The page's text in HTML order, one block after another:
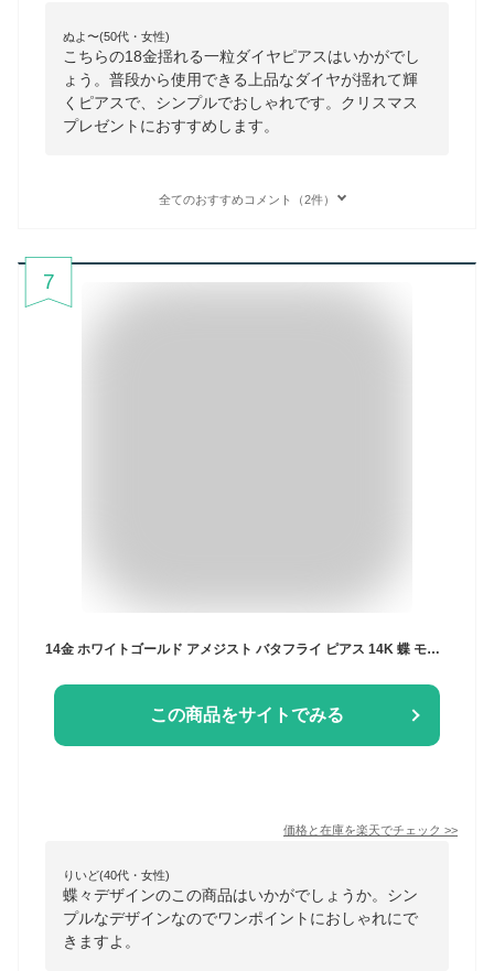
ぬよ〜(50代・女性)
こちらの18金揺れる一粒ダイヤピアスはいかがでし
ょう。普段から使用できる上品なダイヤが揺れて輝
くピアスで、シンプルでおしゃれです。クリスマス
プレゼントにおすすめします。
全てのおすすめコメント（2件）
7
14金 ホワイトゴールド アメジスト バタフライ ピアス 14K 蝶 モチーフ ジュエリー 小ぶり 宝石 蝶々 K14WG レディース アクセサリー 2月 誕生石 記念日 誕生日 プレゼント 女性 彼女 嫁 妻 天然石 カラーストーン 紫 華奢 シンプル 上品 小粒 スタッド クリスマスプレゼント
この商品をサイトでみる
価格と在庫を楽天でチェック >>
りいど(40代・女性)
蝶々デザインのこの商品はいかがでしょうか。シン
プルなデザインなのでワンポイントにおしゃれにで
きますよ。